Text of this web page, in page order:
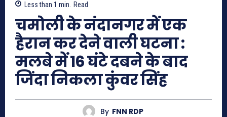
Less than 1 min. Read
चमोली के नंदानगर में एक
हैरान कर देने वाली घटना :
मलबे में 16 घंटे दबने के बाद
जिंदा निकला कुंवर सिंह
By FNN RDP